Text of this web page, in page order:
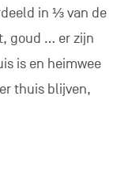
in ⅓ van de
goud … er zijn
is en heimwee
thuis blijven,